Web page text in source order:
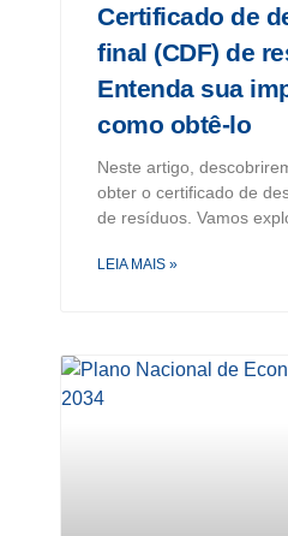
Certificado de
final (CDF) de
Entenda sua
como obtê-lo
Neste artigo,
obter o certificado de
de resíduos. Vamos
LEIA MAIS »